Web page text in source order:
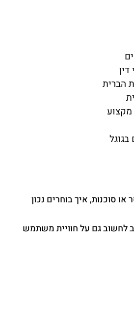
הברית
מקצוע
סוכנות, איך בוחרים נכון
לחשוב גם על חוויית משתמש